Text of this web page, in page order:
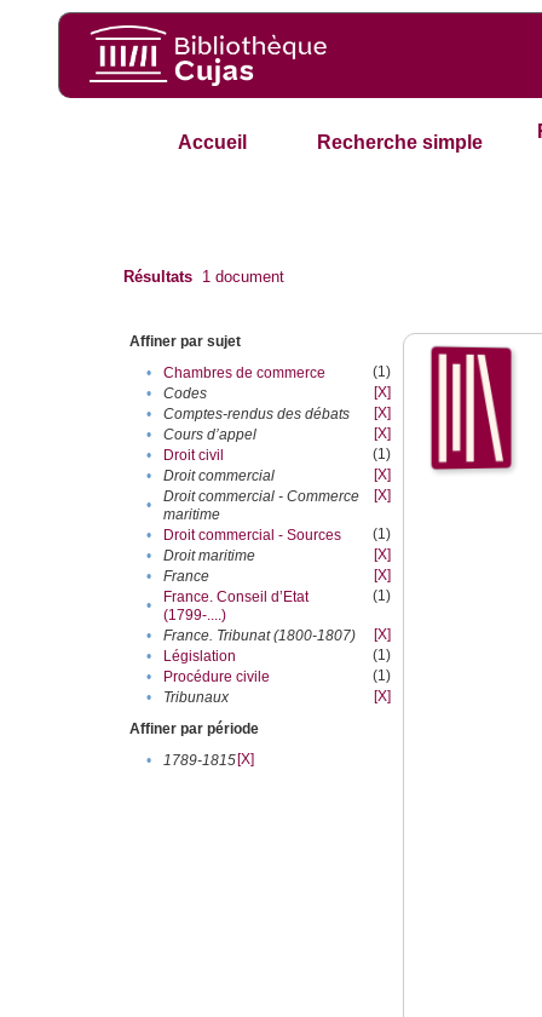
Accueil Recherche simple
Résultats 1 document
Affiner par sujet
•
Chambres de commerce
(1)
•
Codes
[X]
•
Comptes-rendus des débats
[X]
•
Cours d’appel
[X]
•
Droit civil
(1)
•
Droit commercial
[X]
•
Droit commercial - Commerce
maritime
[X]
• Droit commercial - Sources
(1)
•
Droit maritime
[X]
•
France
[X]
•
France. Conseil d’Etat
(1799-....)
(1)
• France. Tribunat (1800-1807)
[X]
•
Législation
(1)
•
Procédure civile
(1)
•
Tribunaux
[X]
Affiner par période
•
1789-1815[X]